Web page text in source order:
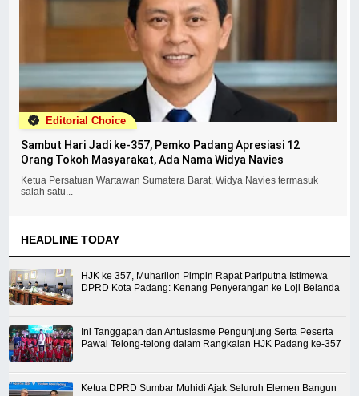
Editorial Choice
Sambut Hari Jadi ke-357, Pemko Padang Apresiasi 12
Orang Tokoh Masyarakat, Ada Nama Widya Navies
Ketua Persatuan Wartawan Sumatera Barat, Widya Navies termasuk
salah satu...
HEADLINE TODAY
HJK ke 357, Muharlion Pimpin Rapat Pariputna Istimewa
DPRD Kota Padang: Kenang Penyerangan ke Loji Belanda
Ini Tanggapan dan Antusiasme Pengunjung Serta Peserta
Pawai Telong-telong dalam Rangkaian HJK Padang ke-357
Ketua DPRD Sumbar Muhidi Ajak Seluruh Elemen Bangun